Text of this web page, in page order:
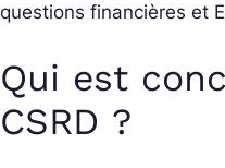
questions financières et
Qui est
CSRD ?